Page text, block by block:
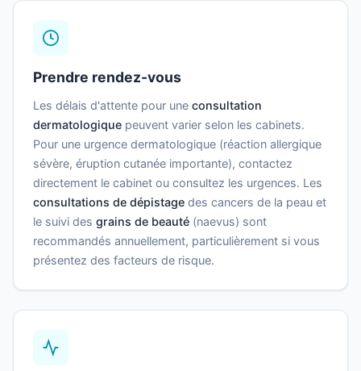
Prendre rendez-vous
Les délais d'attente pour une consultation
dermatologique peuvent varier selon les cabinets.
Pour une urgence dermatologique (réaction allergique
sévère, éruption cutanée importante), contactez
directement le cabinet ou consultez les urgences. Les
consultations de dépistage des cancers de la peau et
le suivi des grains de beauté (naevus) sont
recommandés annuellement, particulièrement si vous
présentez des facteurs de risque.